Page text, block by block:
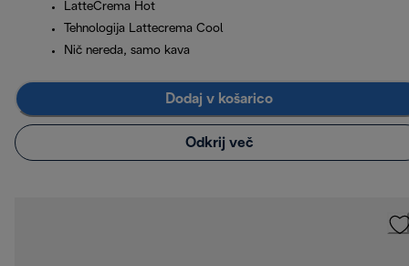
LatteCrema Hot
Tehnologija Lattecrema Cool
Nič nereda, samo kava
Dodaj v košarico
Odkrij več